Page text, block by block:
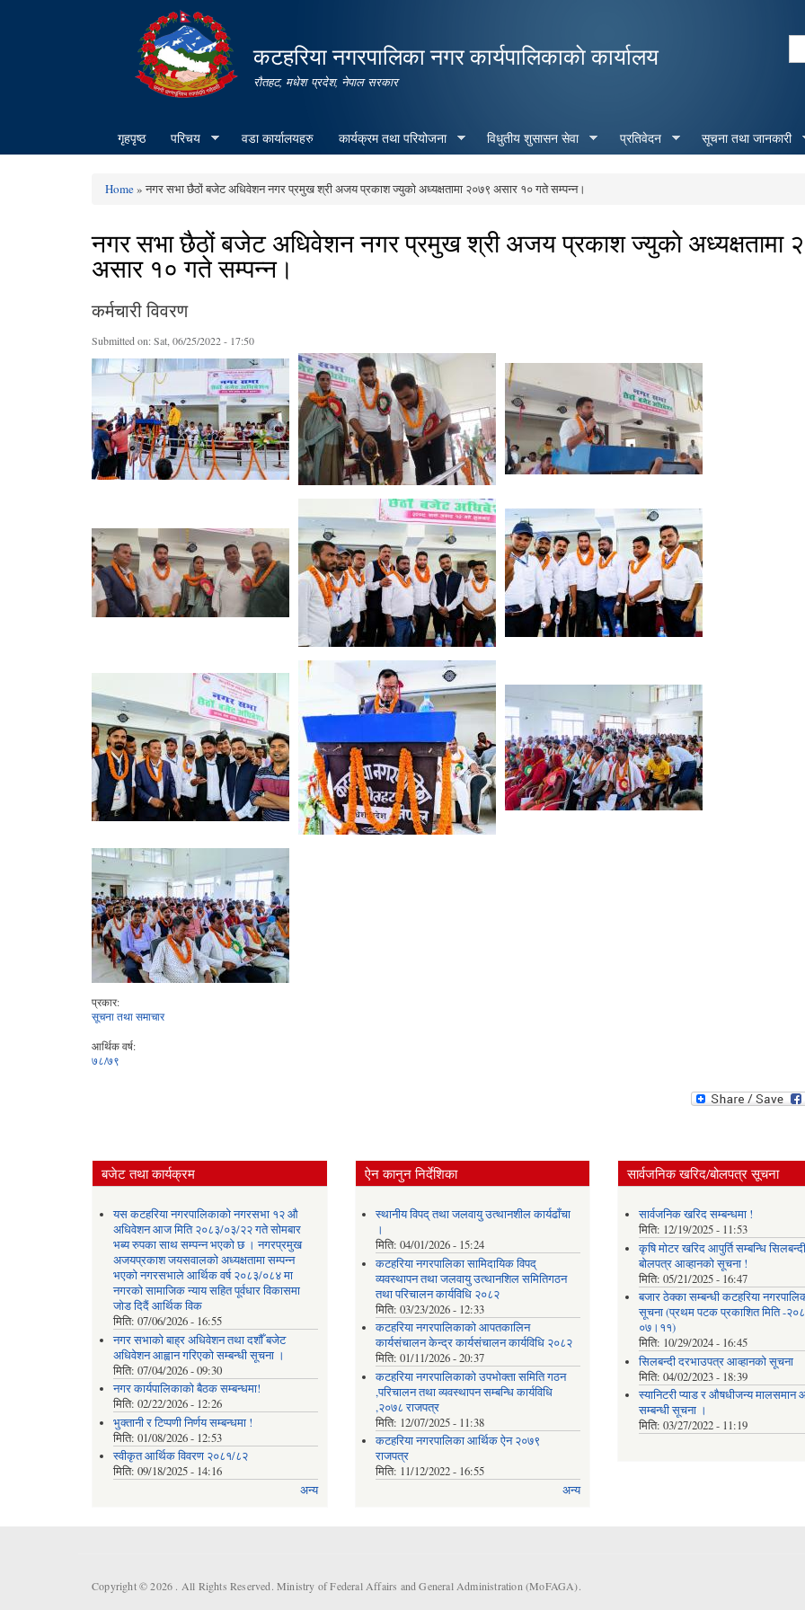
content
कटहरिया नगरपालिका नगर कार्यपालिकाकाे कार्यालय
रौतहट, मधेश प्रदेश, नेपाल सरकार
गृहपृष्ठ परिचय वडा कार्यालयहरु कार्यक्रम तथा परियोजना विधुतीय शुसासन सेवा प्रतिवेदन सूचना तथा जानकारी
Home» नगर सभा छैठों बजेट अधिवेशन नगर प्रमुख श्री अजय प्रकाश ज्युकाे अध्यक्षतामा २०७९ असार १० गते सम्पन्न।
नगर सभा छैठों बजेट अधिवेशन नगर प्रमुख श्री अजय प्रकाश ज्युकाे अध्यक्षतामा
असार १० गते सम्पन्न।
कर्मचारी विवरण
Submitted on:Sat, 06/25/2022 - 17:50
प्रकार:
सूचना तथा समाचार
आर्थिक वर्ष:
७८/७९
बजेट तथा कार्यक्रम
यस कटहरिया नगरपालिकाको नगरसभा १२ औ
अधिवेशन आज मिति २०८३/०३/२२ गते सोमबार
भब्य रुपका साथ सम्पन्न भएको छ । नगरप्रमुख
अजयप्रकाश जयसवालको अध्यक्षतामा सम्पन्न
भएको नगरसभाले आर्थिक वर्ष २०८३/०८४ मा
नगरको सामाजिक न्याय सहित पूर्वधार विकासमा
जोड दिदैं आर्थिक विक
मिति: 07/06/2026 - 16:55
नगर सभाको बाह्र अधिवेशन तथा दशौँ बजेट
अधिवेशन आह्वान गरिएको सम्बन्धी सूचना ।
मिति: 07/04/2026 - 09:30
नगर कार्यपालिकाको बैठक सम्बन्धमा!
मिति: 02/22/2026 - 12:26
भुक्तानी र टिप्पणी निर्णय सम्बन्धमा !
मिति: 01/08/2026 - 12:53
स्वीकृत आर्थिक विवरण २०८१/८२
मिति: 09/18/2025 - 14:16
अन्य
ऐन कानुन निर्देशिका
स्थानीय विपद् तथा जलवायु उत्थानशील कार्यढाँचा
।
मिति:04/01/2026 - 15:24
कटहरिया नगरपालिका सामिदायिक विपद्
व्यवस्थापन तथा जलवायु उत्थानशिल समितिगठन
तथा परिचालन कार्यविधि २०८२
मिति:03/23/2026 - 12:33
कटहरिया नगरपालिकाको आपतकालिन
कार्यसंचालन केन्द्र कार्यसंचालन कार्यविधि २०८२
मिति:01/11/2026 - 20:37
कटहरिया नगरपालिकाको उपभोक्ता समिति गठन
,परिचालन तथा व्यवस्थापन सम्बन्धि कार्यविधि
,२०७८ राजपत्र
मिति: 12/07/2025 - 11:38
कटहरिया नगरपालिका आर्थिक ऐन २०७९
राजपत्र
मिति: 11/12/2022 - 16:55
अन्य
सार्वजनिक खरिद/बोलपत्र सूचना
सार्वजनिक खरिद सम्बन्धमा !
मिति: 12/19/2025 - 11:53
कृषि मोटर खरिद आपुर्ति सम्बन्धि सिलबन्दी
बोलपत्र आव्हानको सूचना !
मिति: 05/21/2025 - 16:47
बजार ठेक्का सम्बन्धी कटहरिया
सूचना (प्रथम पटक प्रकाशित मिति -
०७।११)
मिति: 10/29/2024 - 16:45
सिलबन्दी दरभाउपत्र आव्हानको सूचना
मिति: 04/02/2023 - 18:39
स्यानिटरी प्याड र ‌औषधीजन्य मालसमान
सम्बन्धी सूचना ।
मिति: 03/27/2022 - 11:19
Copyright © 2026 . All Rights Reserved. Ministry of Federal Affairs and General Administration (MoFAGA).